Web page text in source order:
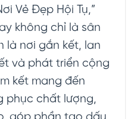
Vẻ Đẹp Hội Tụ,”
không chỉ là sân
là nơi gắn kết, lan
và phát triển cộng
kết mang đến
phục chất lượng,